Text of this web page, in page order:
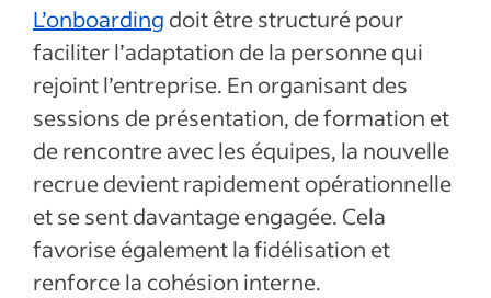
L’onboarding doit être structuré pour
faciliter l’adaptation de la personne qui
rejoint l’entreprise. En organisant des
sessions de présentation, de formation et
de rencontre avec les équipes, la nouvelle
recrue devient rapidement opérationnelle
et se sent davantage engagée. Cela
favorise également la fidélisation et
renforce la cohésion interne.